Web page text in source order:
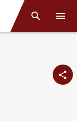
Otsing